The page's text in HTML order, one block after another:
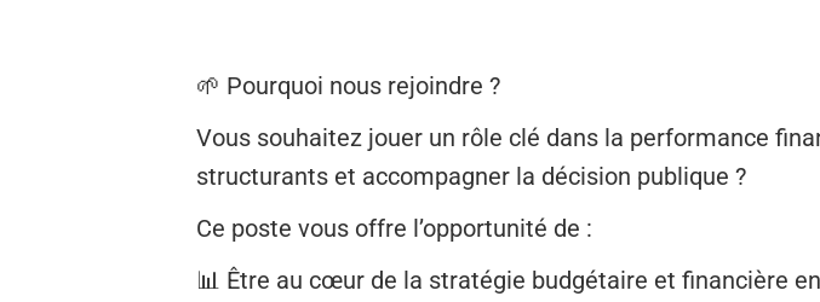
🌱 Pourquoi nous rejoindre ?
Vous souhaitez jouer un rôle clé dans la performance
structurants et accompagner la décision publique ?
Ce poste vous offre l’opportunité de :
📊 Être au cœur de la stratégie budgétaire et financière